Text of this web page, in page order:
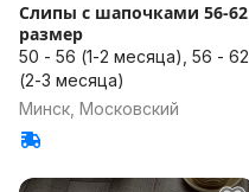
Слипы с шапочками 56-62
размер
50 - 56 (1-2 месяца), 56 - 62
(2-3 месяца)
Минск, Московский